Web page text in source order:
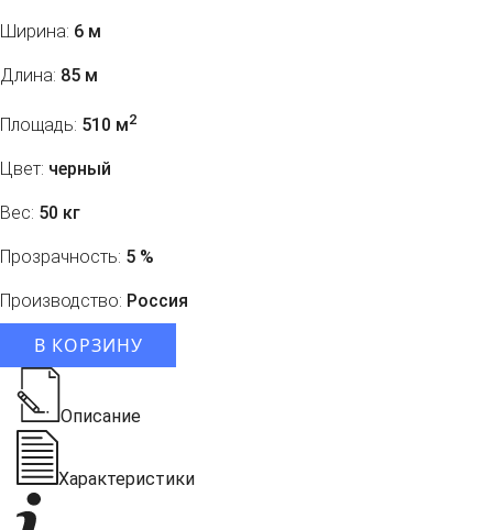
Ширина: 6 м
Длина: 85 м
Площадь: 510 м2
Цвет: черный
Вес: 50 кг
Прозрачность: 5 %
Производство: Россия
В КОРЗИНУ
Описание
Характеристики